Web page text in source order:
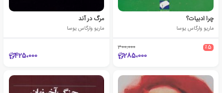
چرا ادبیات؟
ماریو وارگاس یوسا
٪5 300،000
285،000
مرگ در آند
ماریو وارگاس یوسا
425،000